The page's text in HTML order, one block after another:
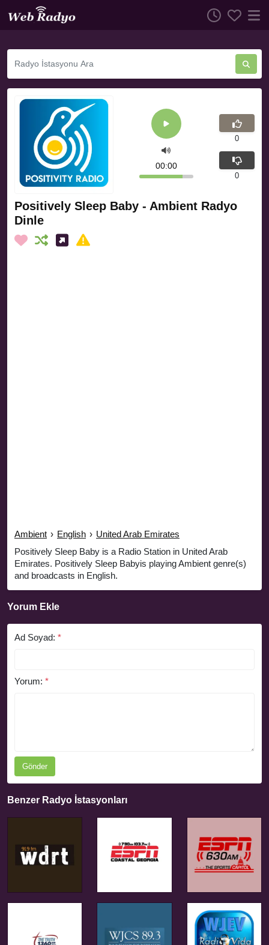
Positively Sleep Baby - Ambient Radyo
Dinle
Ambient › English › United Arab Emirates
Positively Sleep Baby is a Radio Station in United Arab
Emirates. Positively Sleep Babyis playing Ambient genre(s)
and broadcasts in English.
00:00
0
0
Yorum Ekle
Ad Soyad: *
Yorum: *
Gönder
Benzer Radyo İstasyonları